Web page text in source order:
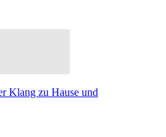
Klang zu Hause und